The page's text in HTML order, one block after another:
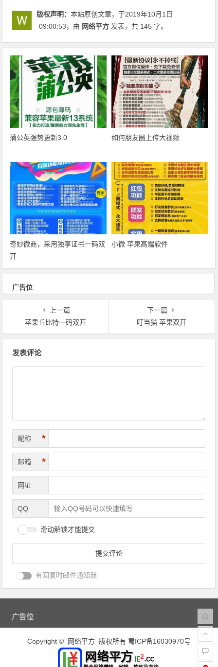
版权声明：本站原创文章，于2019年10月1日
09:00:53，由 网络平方 发表，共 145 字。
蒲公英强势更新3.0 如何朋友圈上传大视频
奇妙微商‎，采用独享证书一码双
开
小微 苹果高端软件
广告位
上一篇
苹果丘比特一码双开
下一篇
叮当猫 苹果双开
发表评论
昵称 *
邮箱 *
网址
QQ
滑动解锁才能提交
有回复时邮件通知我
广告位
Copyright © 网络平方 版权所有 蜀ICP备16030970号